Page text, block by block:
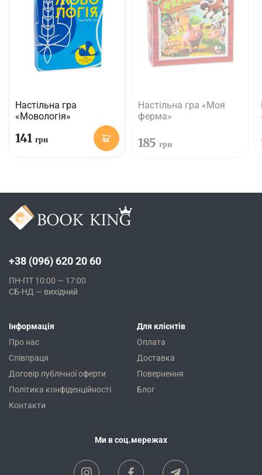
Настільна гра
«Мовологія»
141 грн
Настільна гра «Моя
ферма»
185 грн
+38 (096) 620 20 60
ПН-ПТ 10:00 — 17:00
СБ-НД — вихідний
Інформація
Про нас
Співпраця
Договір публічної оферти
Політика конфіденційності
Контакти
Для клієнтів
Оплата
Доставка
Повернення
Блог
Ми в соц.мережах